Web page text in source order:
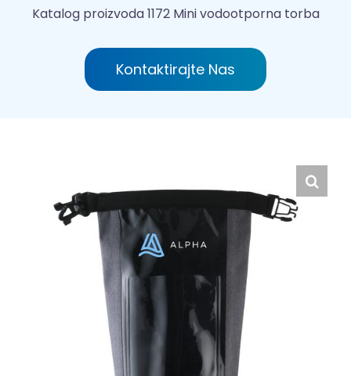
Katalog proizvoda1172 Mini vodootporna torba
Kontaktirajte Nas